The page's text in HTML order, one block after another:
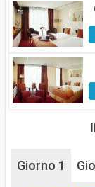
Giorno 1